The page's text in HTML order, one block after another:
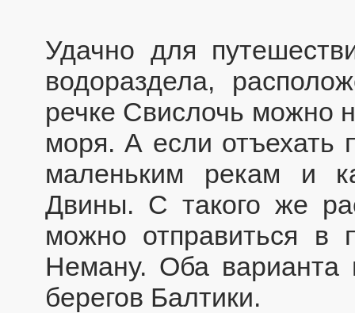
Удачно для
водораздела,
речке Свислочь можно
моря. А если отъехать
маленьким рекам и
Двины. С такого же
можно отправиться в
Неману. Оба варианта
берегов Балтики.